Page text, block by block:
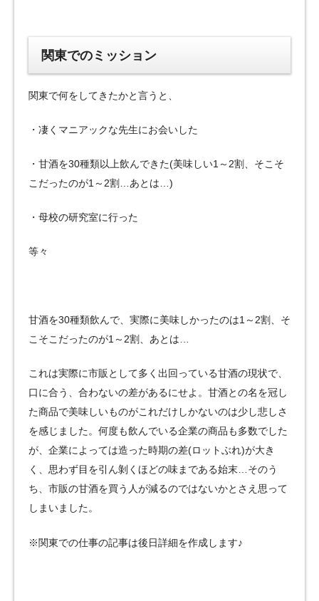
関東でのミッション
関東で何をしてきたかと言うと、
・凄くマニアックな先生にお会いした
・甘酒を30種類以上飲んできた(美味しい1～2割、そこそ
こだったのが1～2割…あとは…)
・母校の研究室に行った
等々
甘酒を30種類飲んで、実際に美味しかったのは1～2割、そ
こそこだったのが1～2割、あとは…
これは実際に市販として多く出回っている甘酒の現状で、
口に合う、合わないの差があるにせよ。甘酒との名を冠し
た商品で美味しいものがこれだけしかないのは少し悲しさ
を感じました。何度も飲んでいる企業の商品も多数でした
が、企業によっては造った時期の差(ロットぶれ)が大き
く、思わず目を引ん剝くほどの味まである始末…そのう
ち、市販の甘酒を買う人が減るのではないかとさえ思って
しまいました。
※関東での仕事の記事は後日詳細を作成します♪